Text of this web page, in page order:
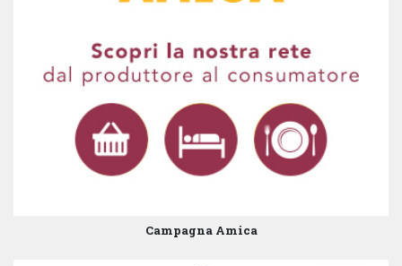
Campagna Amica